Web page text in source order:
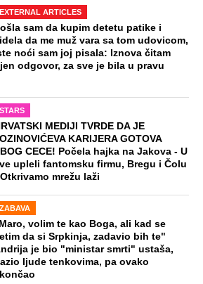
Preokret u istrazi ubistva Ruskinje:
Turčin izneo šokantne detalje, tvrdi da
je u zločinu učestvovalo više osoba
Devojka nastavila sama, on morao
nazad: Srbina vratili sa granice zbog
3.000 dinara, zbog ove greške mu
propao odmor
Da li je plata od 100.000 dinara
izgleda računica za stan od 100.000
evra